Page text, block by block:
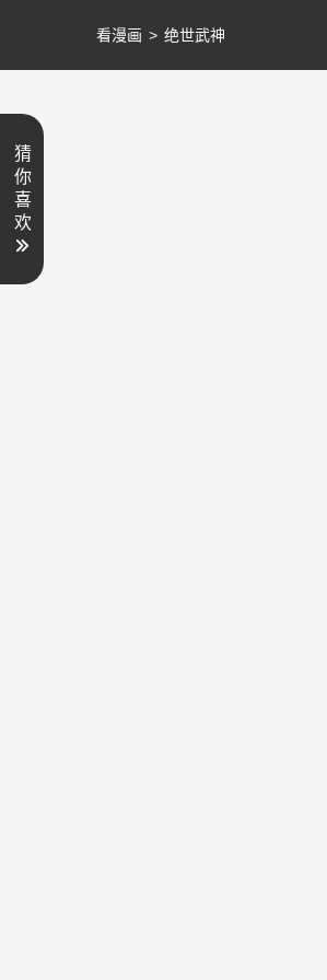
看漫画 > 绝世武神
猜
你
喜
欢